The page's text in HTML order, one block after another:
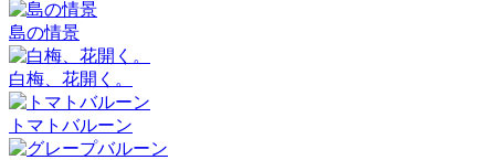
島の情景
白梅、花開く。
トマトバルーン